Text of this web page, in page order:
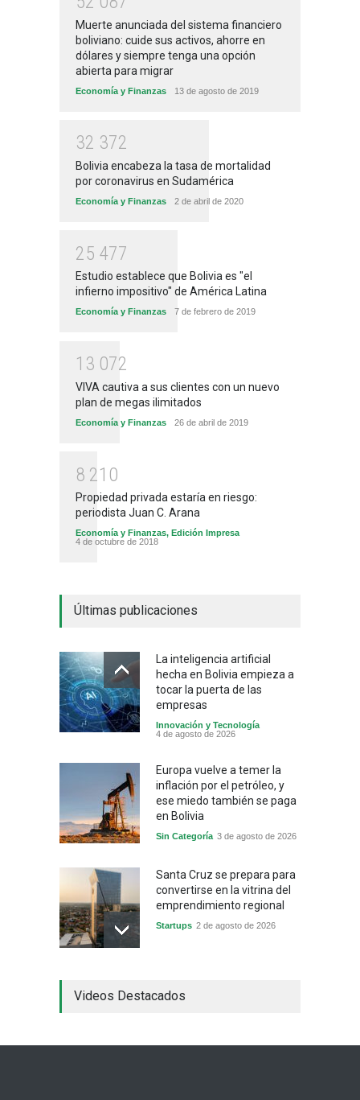
Muerte anunciada del sistema financiero
boliviano: cuide sus activos, ahorre en
dólares y siempre tenga una opción
abierta para migrar
Economía y Finanzas 13 de agosto de 2019
32 372
Bolivia encabeza la tasa de mortalidad
por coronavirus en Sudamérica
Economía y Finanzas 2 de abril de 2020
25 477
Estudio establece que Bolivia es "el
infierno impositivo" de América Latina
Economía y Finanzas 7 de febrero de 2019
1 3 072
VIVA cautiva a sus clientes con un nuevo
plan de megas ilimitados
Economía y Finanzas 26 de abril de 2019
8 21 0
Propiedad privada estaría en riesgo:
periodista Juan C. Arana
Economía y Finanzas, Edición Impresa
4 de octubre de 2018
Últimas publicaciones
La inteligencia artificial
hecha en Bolivia empieza a
tocar la puerta de las
empresas
Innovación y Tecnología
4 de agosto de 2026
Europa vuelve a temer la
inflación por el petróleo, y
ese miedo también se paga
en Bolivia
Sin Categoría 3 de agosto de 2026
Santa Cruz se prepara para
convertirse en la vitrina del
emprendimiento regional
Startups 2 de agosto de 2026
industrial y el golpe puede
Sin Categoría 1 de agosto de 2026
Videos Destacados